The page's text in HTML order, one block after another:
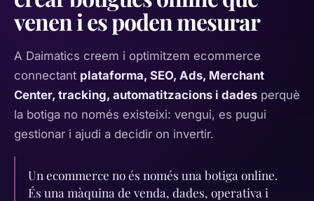
venen i es poden mesurar
A Daimatics creem i optimitzem ecommerce
connectant plataforma, SEO, Ads, Merchant
Center, tracking, automatitzacions i dades perquè
la botiga no només existeixi: vengui, es pugui
gestionar i ajudi a decidir on invertir.
Un ecommerce no és només una botiga online.
És una màquina de venda, dades, operativa i